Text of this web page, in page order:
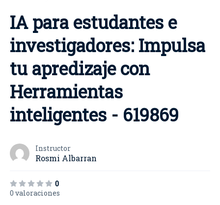
IA para estudantes e
investigadores: Impulsa
tu apredizaje con
Herramientas
inteligentes - 619869
Instructor
Rosmi Albarran
0
0 valoraciones